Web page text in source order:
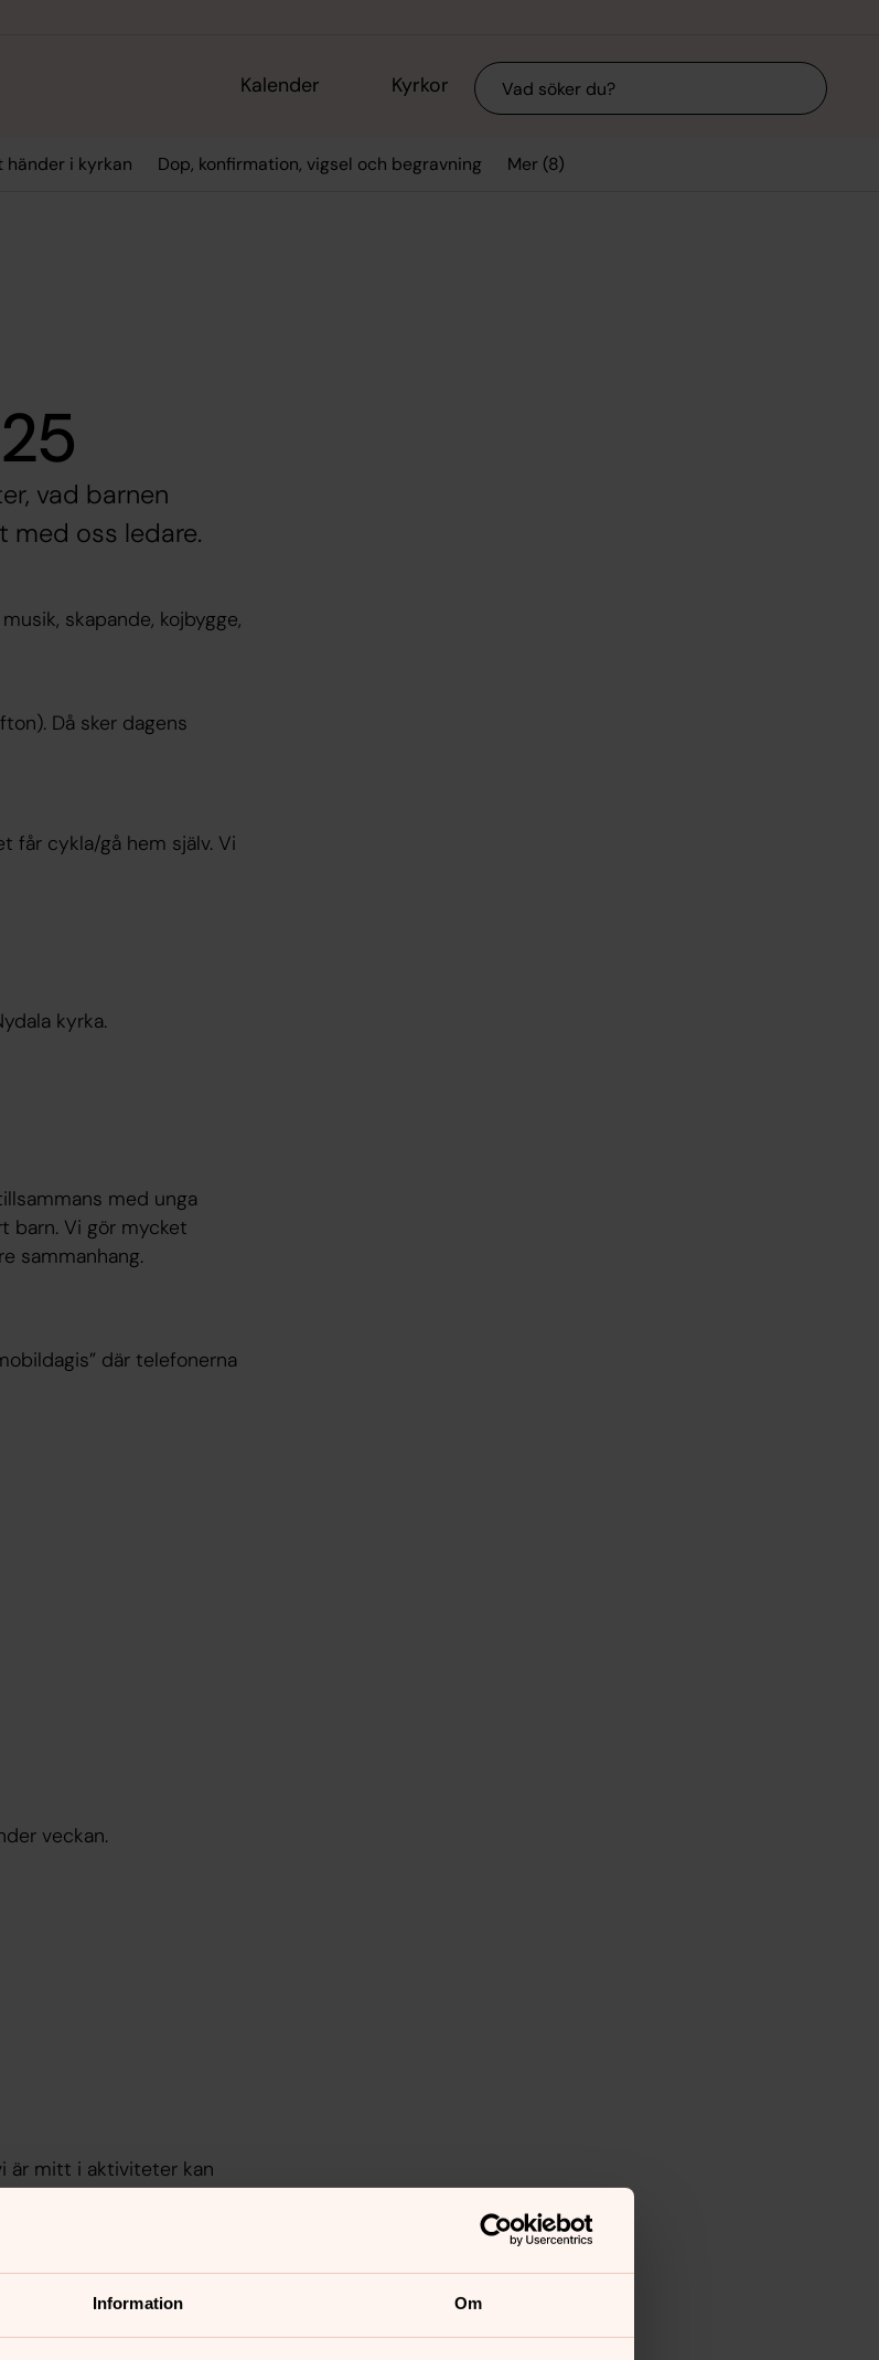
Information Om
Kalender Kyrkor Sök
händer i kyrkan Dop, konfirmation, vigsel och begravning Mer (8)
vad barnen
med oss ledare.
skapande, kojbygge,
Då sker dagens
får cykla/gå hem själv. Vi
kyrka.
med unga
barn. Vi gör mycket
sammanhang.
där telefonerna
veckan.
är mitt i aktiviteter kan